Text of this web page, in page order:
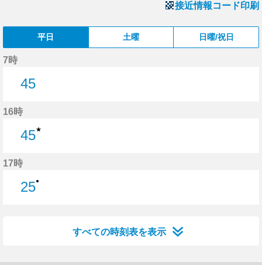
接近情報コード印刷
平日 土曜 日曜/祝日
7時
45
16時
45★
17時
25●
すべての時刻表を表示